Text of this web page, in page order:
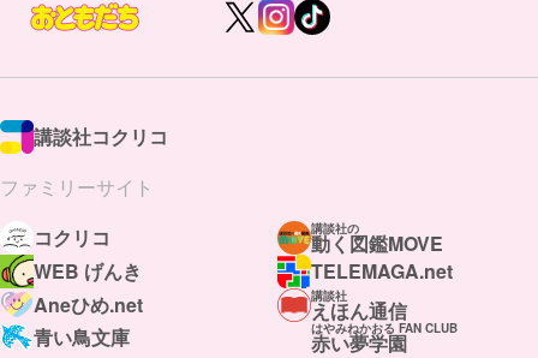
講談社コクリコ
ファミリーサイト
コクリコ
講談社の
動く図鑑MOVE
WEB げんき
TELEMAGA.net
Aneひめ.net
講談社
えほん通信
青い鳥文庫
はやみねかおる FAN CLUB
赤い夢学園